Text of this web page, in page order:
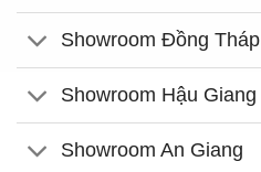
Showroom Đồng Tháp
Showroom Hậu Giang
Showroom An Giang